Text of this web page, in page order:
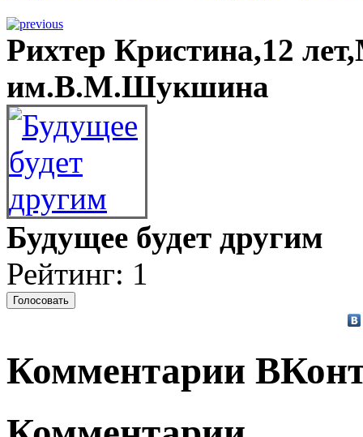
Рихтер Кристина,12
им.В.М.Шукшина
Будущее будет другим
Рейтинг: 1
Комментарии